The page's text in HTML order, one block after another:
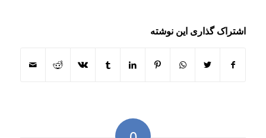
اشتراک گذاری این نوشته